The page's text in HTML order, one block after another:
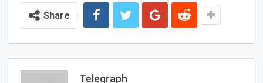
Share
Telegraph